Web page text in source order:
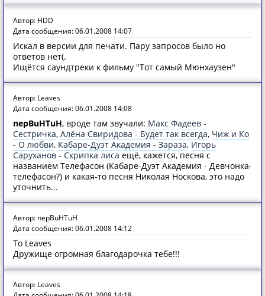
Автор: HDD
Дата сообщения: 06.01.2008 14:07
Искал в версии для печати. Пару запросов было но
ответов нет(.
Ищётся саундтреки к фильму "Тот самый Мюнхаузен"
Автор: Leaves
Дата сообщения: 06.01.2008 14:08
nepBuHTuH, вроде там звучали: Макс Фадеев -
Сестричка, Алёна Свиридова - Будет так всегда, Чиж и Ко
- О любви, Кабарe-Дуэт Академия - Зараза, Игорь
Саруханов - Скрипка лиса ещё, кажется, песня с
названием Телефасон (Кабаре-Дуэт Академия - Девчонка-
телефасон?) и какая-то песня Николая Носкова, это надо
уточнить...
Автор: nepBuHTuH
Дата сообщения: 06.01.2008 14:12
То Leaves
Дружище огромная благодарочка тебе!!!
Автор: Leaves